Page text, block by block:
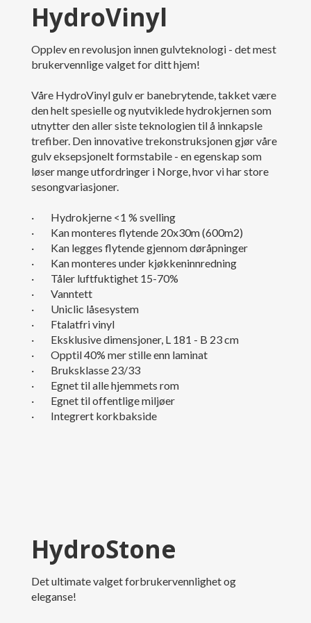
HydroVinyl
Opplev en revolusjon innen gulvteknologi - det mest
brukervennlige valget for ditt hjem!
Våre HydroVinyl gulv er banebrytende, takket være
den helt spesielle og nyutviklede hydrokjernen som
utnytter den aller siste teknologien til å innkapsle
trefiber. Den innovative trekonstruksjonen gjør våre
gulv eksepsjonelt formstabile - en egenskap som
løser mange utfordringer i Norge, hvor vi har store
sesongvariasjoner.
· Hydrokjerne <1 % svelling
· Kan monteres flytende 20x30m (600m2)
· Kan legges flytende gjennom døråpninger
· Kan monteres under kjøkkeninnredning
· Tåler luftfuktighet 15-70%
· Vanntett
· Uniclic låsesystem
· Ftalatfri vinyl
· Eksklusive dimensjoner, L 181 - B 23 cm
· Opptil 40% mer stille enn laminat
· Bruksklasse 23/33
· Egnet til alle hjemmets rom
· Egnet til offentlige miljøer
· Integrert korkbakside
HydroStone
Det ultimate valget forbrukervennlighet og
eleganse!